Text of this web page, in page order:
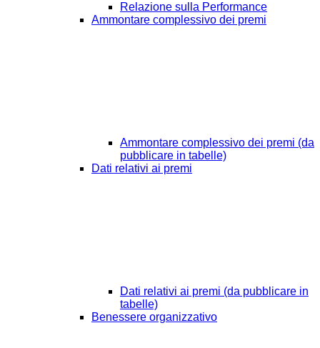
Relazione sulla Performance
Ammontare complessivo dei premi
Ammontare complessivo dei premi (da
pubblicare in tabelle)
Dati relativi ai premi
Dati relativi ai premi (da pubblicare in
tabelle)
Benessere organizzativo